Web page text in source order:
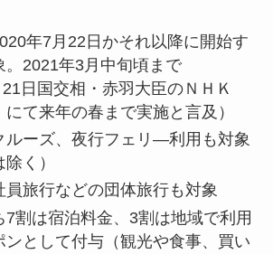
年7月22日かそれ以降に開始す
。2021年3月中旬頃まで
21日国交相・赤羽大臣のＮＨＫ
にて来年の春まで実施と言及）
ルーズ、夜行フェリ―利用も対象
く）
員旅行などの団体旅行も対象
7割は宿泊料金、3割は地域で利用
ンとして付与（観光や食事、買い